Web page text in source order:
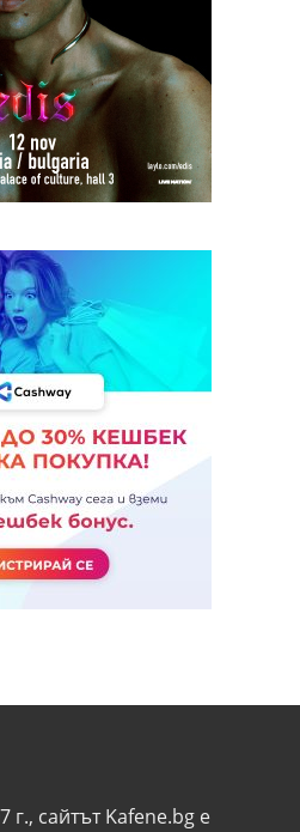
сайтът Kafene.bg e